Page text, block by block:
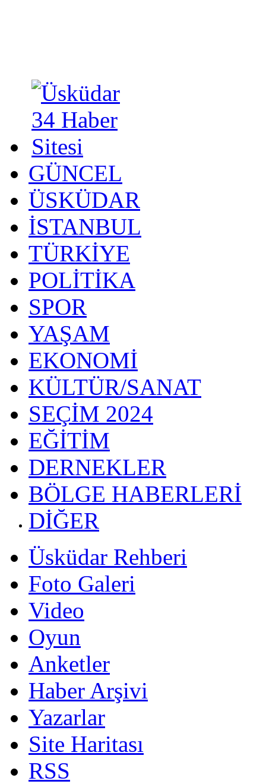
GÜNCEL
ÜSKÜDAR
İSTANBUL
TÜRKİYE
POLİTİKA
SPOR
YAŞAM
EKONOMİ
KÜLTÜR/SANAT
SEÇİM 2024
EĞİTİM
DERNEKLER
BÖLGE HABERLERİ
DİĞER
Üsküdar Rehberi
Foto Galeri
Video
Oyun
Anketler
Haber Arşivi
Yazarlar
Site Haritası
RSS